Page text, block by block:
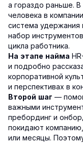
а гораздо раньше.
человека в
система удержания
набор
цикла работника.
На этапе найма
и подробно
корпоративной
и перспективах в
Второй шаг —
важными
пребординг и
покидают
или месяцы.